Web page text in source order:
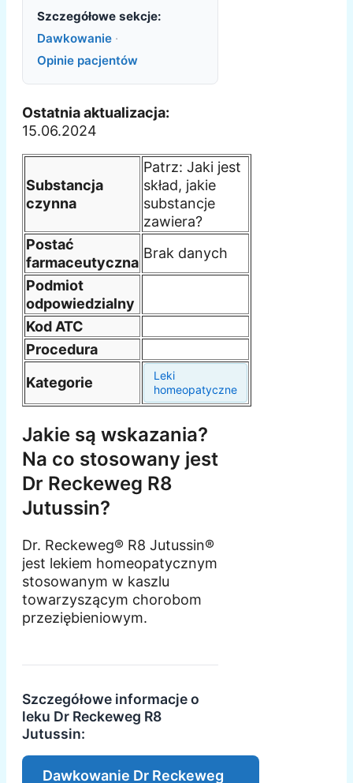
Szczegółowe sekcje:
Dawkowanie ·
Opinie pacjentów
Ostatnia aktualizacja:
15.06.2024
Substancja
czynna
Patrz: Jaki jest
skład, jakie
substancje
zawiera?
Postać
farmaceutyczna
Brak danych
Podmiot
odpowiedzialny
Kod ATC
Procedura
Kategorie
Leki
homeopatyczne
Jakie są wskazania?
Na co stosowany jest
Dr Reckeweg R8
Jutussin?
Dr. Reckeweg® R8 Jutussin®
jest lekiem homeopatycznym
stosowanym w kaszlu
towarzyszącym chorobom
przeziębieniowym.
Szczegółowe informacje o
leku Dr Reckeweg R8
Jutussin:
Dawkowanie Dr Reckeweg